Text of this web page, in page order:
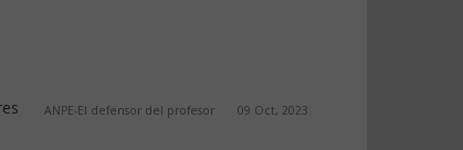
ANPE-El defensor del profesor 09 Oct, 2023